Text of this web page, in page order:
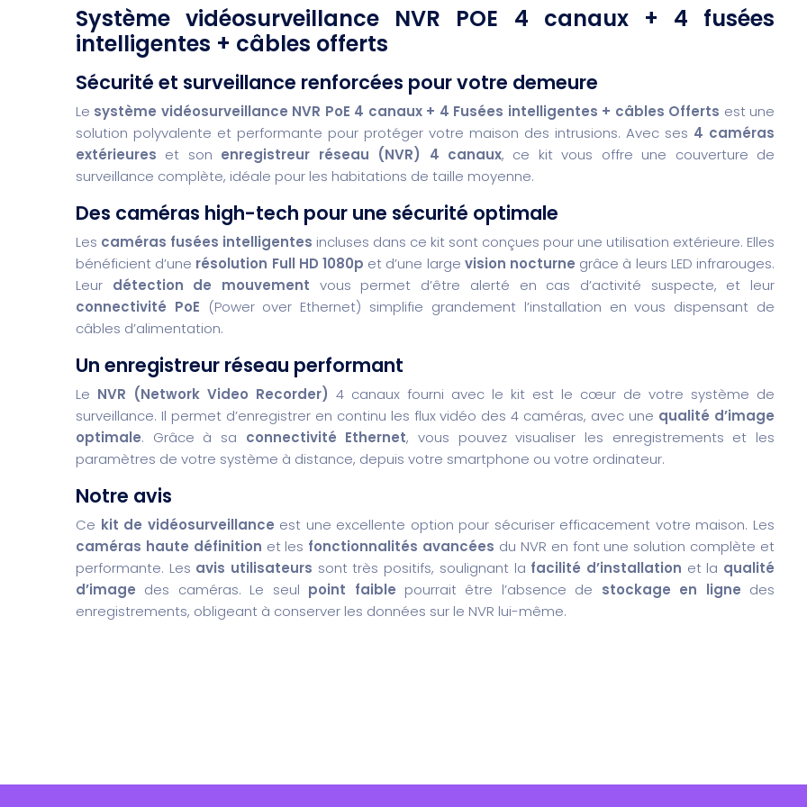
Système vidéosurveillance NVR POE 4 canaux + 4 fusées
intelligentes + câbles offerts
Sécurité et surveillance renforcées pour votre demeure
Le système vidéosurveillance NVR PoE 4 canaux + 4 Fusées intelligentes + câbles Offerts est une
solution polyvalente et performante pour protéger votre maison des intrusions. Avec ses 4 caméras
extérieures et son enregistreur réseau (NVR) 4 canaux, ce kit vous offre une couverture de
surveillance complète, idéale pour les habitations de taille moyenne.
Des caméras high-tech pour une sécurité optimale
Les caméras fusées intelligentes incluses dans ce kit sont conçues pour une utilisation extérieure. Elles
bénéficient d’une résolution Full HD 1080p et d’une large vision nocturne grâce à leurs LED infrarouges.
Leur détection de mouvement vous permet d’être alerté en cas d’activité suspecte, et leur
connectivité PoE (Power over Ethernet) simplifie grandement l’installation en vous dispensant de
câbles d’alimentation.
Un enregistreur réseau performant
Le NVR (Network Video Recorder) 4 canaux fourni avec le kit est le cœur de votre système de
surveillance. Il permet d’enregistrer en continu les flux vidéo des 4 caméras, avec une qualité d’image
optimale. Grâce à sa connectivité Ethernet, vous pouvez visualiser les enregistrements et les
paramètres de votre système à distance, depuis votre smartphone ou votre ordinateur.
Notre avis
Ce kit de vidéosurveillance est une excellente option pour sécuriser efficacement votre maison. Les
caméras haute définition et les fonctionnalités avancées du NVR en font une solution complète et
performante. Les avis utilisateurs sont très positifs, soulignant la facilité d’installation et la qualité
d’image des caméras. Le seul point faible pourrait être l’absence de stockage en ligne des
enregistrements, obligeant à conserver les données sur le NVR lui-même.